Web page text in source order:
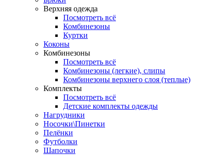
Верхняя одежда
Посмотреть всё
Комбинезоны
Куртки
Коконы
Комбинезоны
Посмотреть всё
Комбинезоны (легкие), слипы
Комбинезоны верхнего слоя (теплые)
Комплекты
Посмотреть всё
Детские комплекты одежды
Нагрудники
Носочки\Пинетки
Пелёнки
Футболки
Шапочки